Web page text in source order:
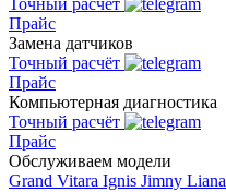
Точный расчёт
Прайс
Замена датчиков
Точный расчёт
Прайс
Компьютерная диагностика
Точный расчёт
Прайс
Обслуживаем модели
Grand Vitara Ignis Jimny Liana